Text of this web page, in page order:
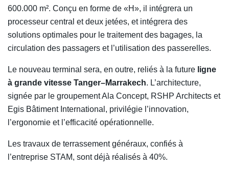
600.000 m². Conçu en forme de «H», il intégrera un
processeur central et deux jetées, et intégrera des
solutions optimales pour le traitement des bagages, la
circulation des passagers et l’utilisation des passerelles.
Le nouveau terminal sera, en outre, reliés à la future ligne
à grande vitesse Tanger–Marrakech. L’architecture,
signée par le groupement Ala Concept, RSHP Architects et
Egis Bâtiment International, privilégie l’innovation,
l’ergonomie et l’efficacité opérationnelle.
Les travaux de terrassement généraux, confiés à
l’entreprise STAM, sont déjà réalisés à 40%.